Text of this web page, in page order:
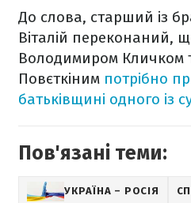
До слова, старший із
Віталій переконаний,
Володимиром Кличком
Повєткіним потрібно
батьківщині одного із
Пов'язані теми:
УКРАЇНА – РОСІЯ